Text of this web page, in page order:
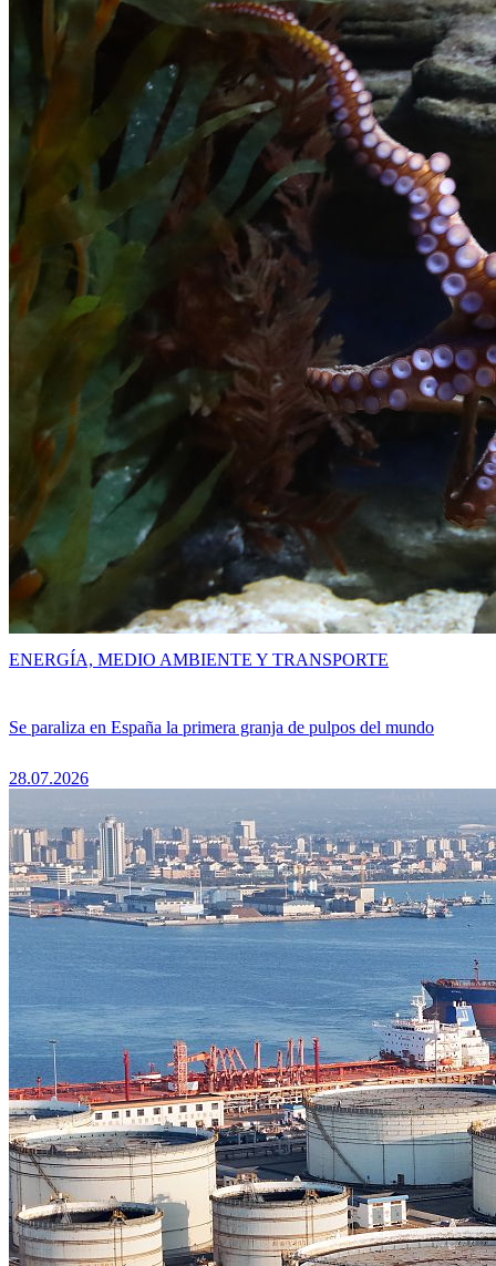
Se paraliza en España la primera granja de pulpos del mundo
28.07.2026
ENERGÍA, MEDIO AMBIENTE Y TRANSPORTE